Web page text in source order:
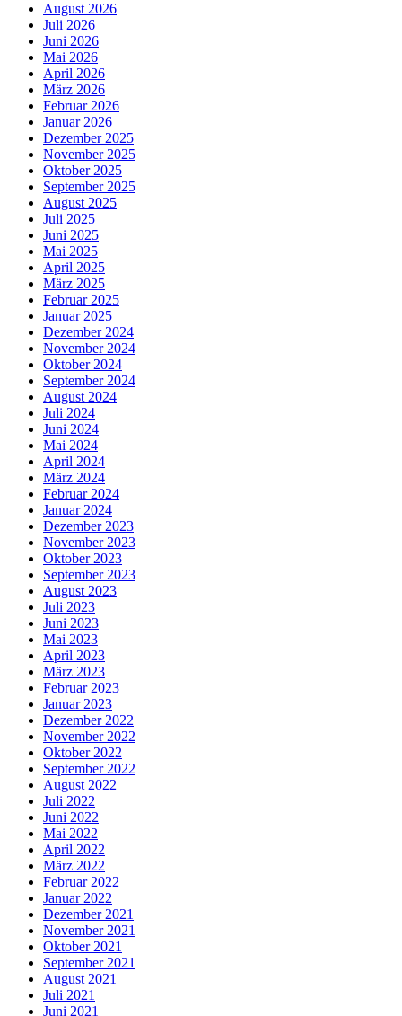
August 2026
Juli 2026
Juni 2026
Mai 2026
April 2026
März 2026
Februar 2026
Januar 2026
Dezember 2025
November 2025
Oktober 2025
September 2025
August 2025
Juli 2025
Juni 2025
Mai 2025
April 2025
März 2025
Februar 2025
Januar 2025
Dezember 2024
November 2024
Oktober 2024
September 2024
August 2024
Juli 2024
Juni 2024
Mai 2024
April 2024
März 2024
Februar 2024
Januar 2024
Dezember 2023
November 2023
Oktober 2023
September 2023
August 2023
Juli 2023
Juni 2023
Mai 2023
April 2023
März 2023
Februar 2023
Januar 2023
Dezember 2022
November 2022
Oktober 2022
September 2022
August 2022
Juli 2022
Juni 2022
Mai 2022
April 2022
März 2022
Februar 2022
Januar 2022
Dezember 2021
November 2021
Oktober 2021
September 2021
August 2021
Juli 2021
Juni 2021